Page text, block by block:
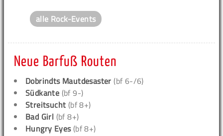
alle Rock-Events
Neue Barfuß Routen
Dobrindts Mautdesaster (bf 6-/6)
Südkante (bf 9-)
Streitsucht (bf 8+)
Bad Girl (bf 8+)
Hungry Eyes(bf 8+)